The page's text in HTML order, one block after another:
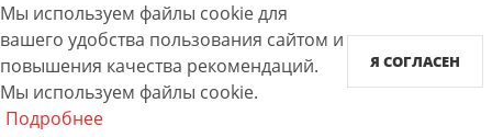
Мы используем файлы cookie для
вашего удобства пользования сайтом и
повышения качества рекомендаций.
Мы используем файлы cookie.
Подробнее
Я СОГЛАСЕН